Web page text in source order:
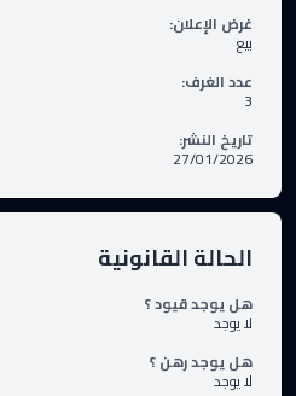
غرض الإعلان:
بيع
عدد الغرف:
3
تاريخ النشر:
27/01/2026
الحالة القانونية
هل يوجد قيود ؟
لا يوجد
هل يوجد رهن ؟
لا يوجد